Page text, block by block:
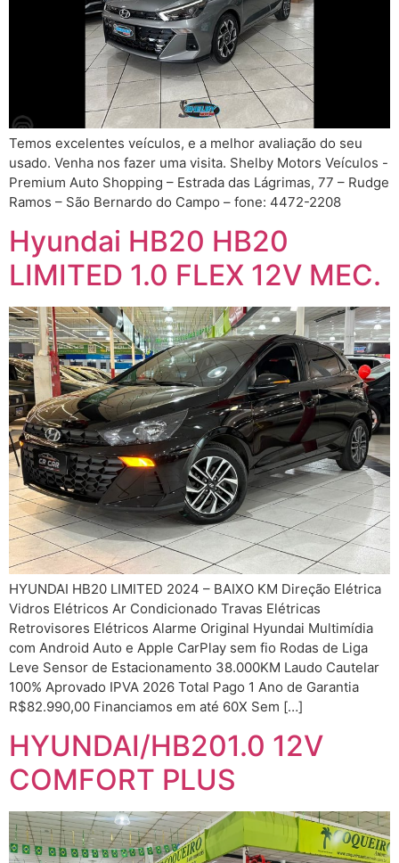
Temos excelentes veículos, e a melhor avaliação do seu
usado. Venha nos fazer uma visita. Shelby Motors Veículos -
Premium Auto Shopping – Estrada das Lágrimas, 77 – Rudge
Ramos – São Bernardo do Campo – fone: 4472-2208
Hyundai HB20 HB20
LIMITED 1.0 FLEX 12V MEC.
HYUNDAI HB20 LIMITED 2024 – BAIXO KM Direção Elétrica
Vidros Elétricos Ar Condicionado Travas Elétricas
Retrovisores Elétricos Alarme Original Hyundai Multimídia
com Android Auto e Apple CarPlay sem fio Rodas de Liga
Leve Sensor de Estacionamento 38.000KM Laudo Cautelar
100% Aprovado IPVA 2026 Total Pago 1 Ano de Garantia
R$82.990,00 Financiamos em até 60X Sem […]
HYUNDAI/HB201.0 12V
COMFORT PLUS